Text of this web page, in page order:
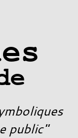
public"